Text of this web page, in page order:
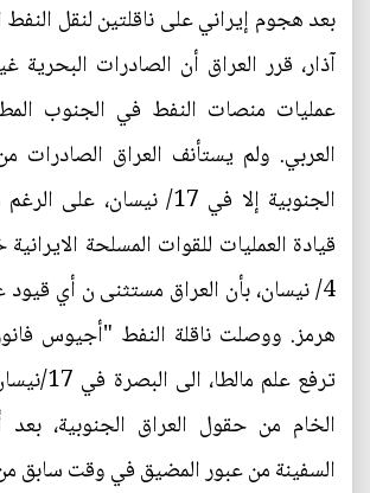
آذار، قرر العراق أن الصادرات البحرية
عمليات منصات النفط في الجنوب
العربي. ولم يستأنف العراق الصادرات
الجنوبية إلا في 17/ نيسان،
قيادة العمليات للقوات المسلحة الايرانية
4/ نيسان، بأن العراق مستثنى ن أي
ترفع علم
الخام من حقول العراق الجنوبية،
السفينة من عبور المضيق في وقت سابق